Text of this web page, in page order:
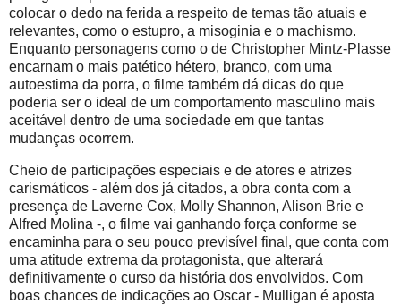
colocar o dedo na ferida a respeito de temas tão atuais e
relevantes, como o estupro, a misoginia e o machismo.
Enquanto personagens como o de Christopher Mintz-Plasse
encarnam o mais patético hétero, branco, com uma
autoestima da porra, o filme também dá dicas do que
poderia ser o ideal de um comportamento masculino mais
aceitável dentro de uma sociedade em que tantas
mudanças ocorrem.
Cheio de participações especiais e de atores e atrizes
carismáticos - além dos já citados, a obra conta com a
presença de Laverne Cox, Molly Shannon, Alison Brie e
Alfred Molina -, o filme vai ganhando força conforme se
encaminha para o seu pouco previsível final, que conta com
uma atitude extrema da protagonista, que alterará
definitivamente o curso da história dos envolvidos. Com
boas chances de indicações ao Oscar - Mulligan é aposta